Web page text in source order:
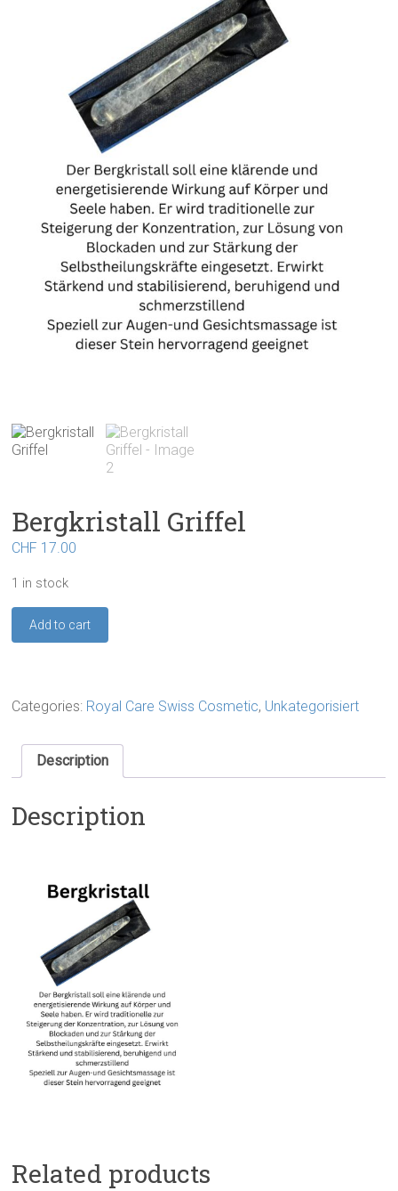
Bergkristall Griffel
CHF 17.00
1 in stock
Bergkristall
Griffel
Add to cart
Categories: Royal Care Swiss Cosmetic, Unkategorisiert
Description
Description
Related products